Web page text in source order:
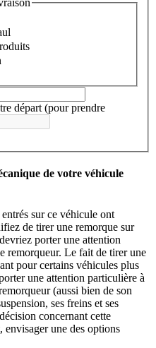
départ (pour prendre
de votre véhicule
sur ce véhicule ont
de tirer une remorque sur
porter une attention
remorqueur. Le fait de tirer une
pour certains véhicules plus
une attention particulière à
(aussi bien de son
ses freins et ses
concernant cette
envisager une des options